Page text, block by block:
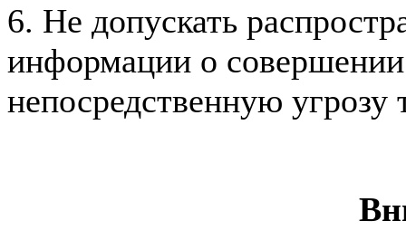
6. Не допускать
информации о
непосредственную угрозу